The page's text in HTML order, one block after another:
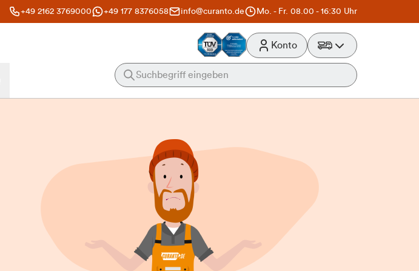
+49 2162 3769000 +49 177 8376058 info@curanto.de Mo. - Fr. 08.00 - 16:30 Uhr
Konto